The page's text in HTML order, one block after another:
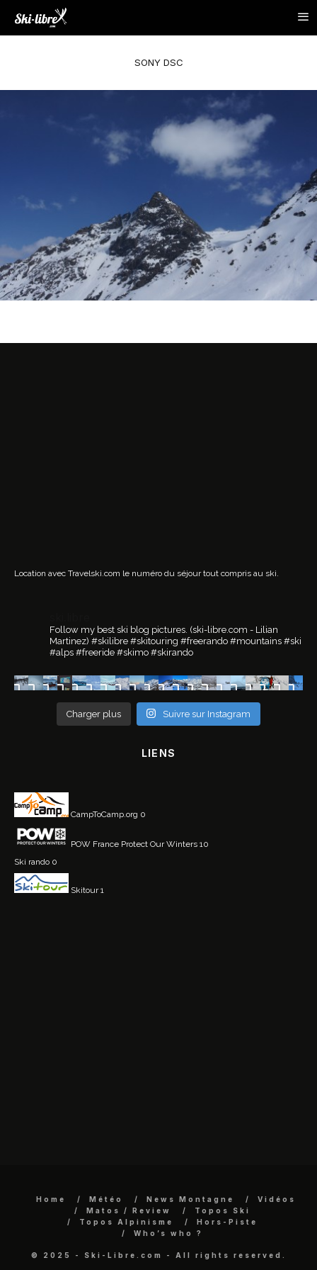
SONY DSC
Location avec Travelski.com le numéro du séjour tout compris au ski.
Follow my best ski blog pictures. (ski-libre.com - Lilian
Martinez) #skilibre #skitouring #freerando #mountains #ski
#alps #freeride #skimo #skirando
Charger plus Suivre sur Instagram
LIENS
CampToCamp.org 0
POW France Protect Our Winters 10
Ski rando 0
Skitour1
Home Météo News Montagne
Vidéos
Matos / Review
Topos Ski
Topos Alpinisme
Hors-Piste
Who’s who ?
© 2025 - Ski-Libre.com - All rights reserved.